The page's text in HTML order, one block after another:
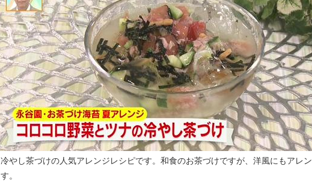
冷やし茶づけの人気アレンジレシピです。和食のお茶づけですが、洋風にもアレ
す。